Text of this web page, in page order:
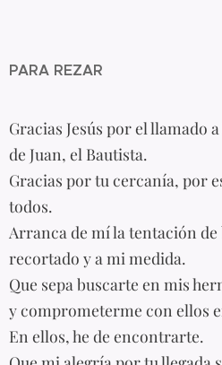
PARA REZAR
Gracias Jesús por el llamado
de Juan, el Bautista.
Gracias por tu cercanía, por
todos.
Arranca de mí la tentación
recortado y a mi medida.
Que sepa buscarte en mis
y comprometerme con ellos
En ellos, he de encontrarte.